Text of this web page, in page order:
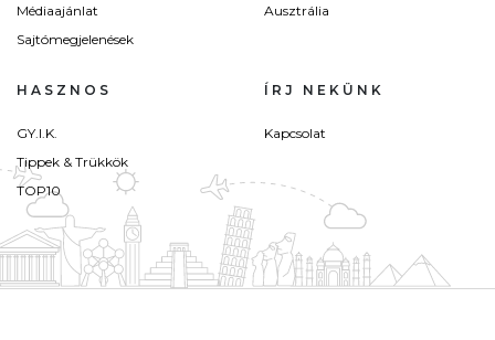
Médiaajánlat
Sajtómegjelenések
Ausztrália
HASZNOS
GY.I.K.
Tippek & Trükkök
TOP10
ÍRJ NEKÜNK
Kapcsolat